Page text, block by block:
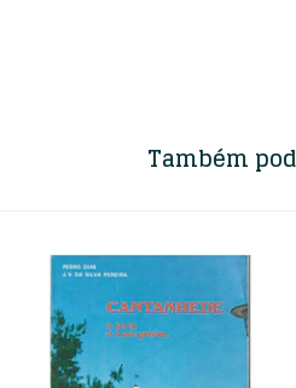
Também